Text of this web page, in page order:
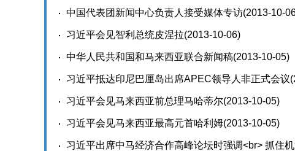
中国代表团新闻中心负责人接受媒体专访(2013-10-
习近平会见智利总统皮涅拉(2013-10-06)
中华人民共和国和马来西亚联合新闻稿(2013-10-05)
习近平抵达印尼巴厘岛出席APEC领导人非正式会议
习近平会见马来西亚前总理马哈蒂尔(2013-10-05)
习近平会见马来西亚最高元首哈利姆(2013-10-05)
习近平出席中马经济合作高峰论坛时强调<br> 抓住